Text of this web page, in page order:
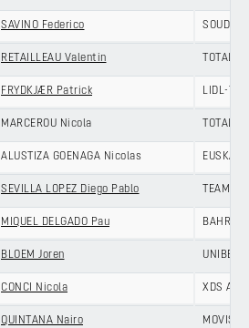
SAVINO Federico SOUDAL
RETAILLEAU Valentin
FRYDKJÆR Patrick LIDL-
MARCEROU Nicola
ALUSTIZA GOENAGA Nicolas
SEVILLA LOPEZ Diego Pablo TEAM
MIQUEL DELGADO Pau
BLOEM Joren UNIBET
CONCI Nicola XDS
QUINTANA Nairo